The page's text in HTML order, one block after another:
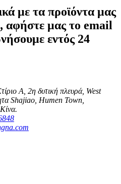
με τα προϊόντα μας
αφήστε μας το email
εντός 24
Α, 2η δυτική πλευρά, West
Shajiao, Humen Town,